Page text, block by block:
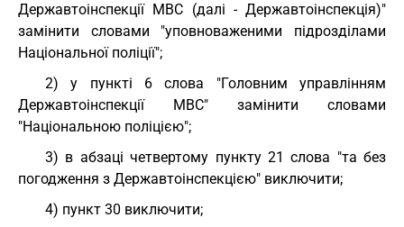
Державтоінспекції МВС (далі - Державтоінспекція)"
замінити словами "уповноваженими підрозділами
Національної поліції";
2) у пункті 6 слова "Головним управлінням
Державтоінспекції МВС" замінити словами
"Національною поліцією";
3) в абзаці четвертому пункту 21 слова "та без
погодження з Державтоінспекцією" виключити;
4) пункт 30 виключити;